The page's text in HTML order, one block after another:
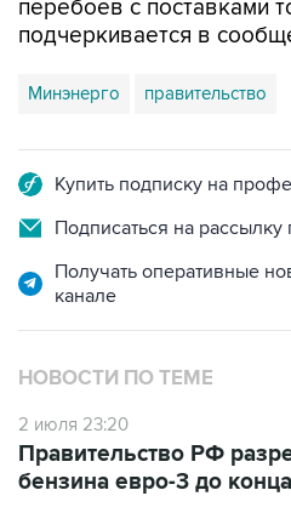
Минэнерго правительство
Подписаться на рассылку
Получать оперативные
канале
НОВОСТИ ПО ТЕМЕ
2 июля 23:20
бензина евро-3 до конца